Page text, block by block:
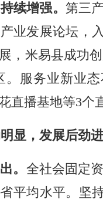
续增强。 第三
业发展论坛，
， 米易县成功
。服务业新业
直播基地等3个
显，发展后劲
。 全社会固定
平均水平。坚